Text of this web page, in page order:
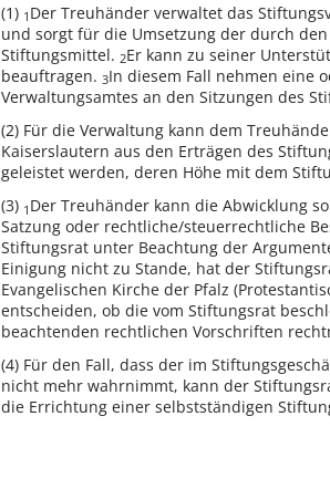
(1) 1 Der Treuhänder verwaltet das
und sorgt für die Umsetzung der durch
Stiftungsmittel. 2Er kann zu seiner
beauftragen.3In diesem Fall nehmen eine
Verwaltungsamtes an den Sitzungen des
(2) Für die Verwaltung kann dem
Kaiserslautern aus den Erträgen des
geleistet werden, deren Höhe mit dem
(3) 1 Der Treuhänder kann die Abwicklung
Satzung oder rechtliche/steuerrechtliche
Stiftungsrat unter Beachtung der
Einigung nicht zu Stande, hat der
Evangelischen Kirche der Pfalz
entscheiden, ob die vom Stiftungsrat
beachtenden rechtlichen Vorschriften
(4) Für den Fall, dass der im
nicht mehr wahrnimmt, kann der
die Errichtung einer selbstständigen